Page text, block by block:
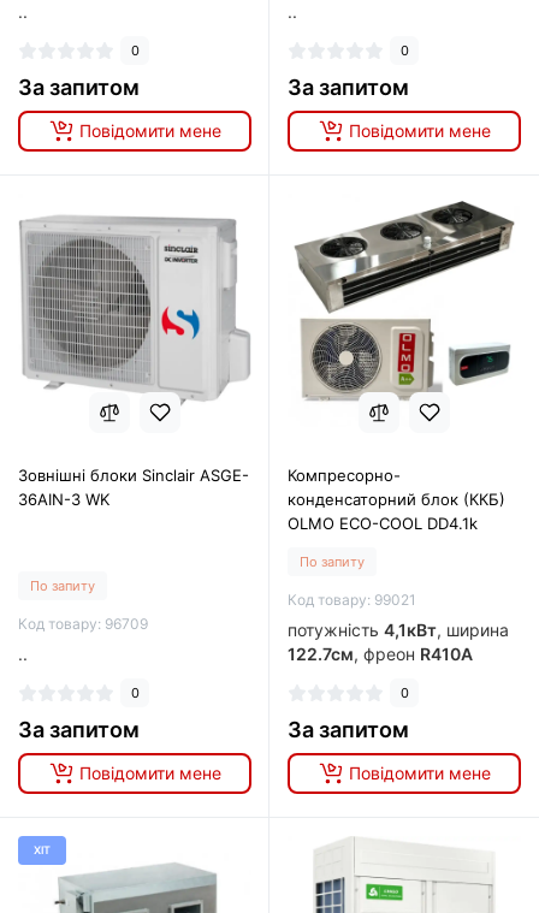
..
0
За запитом
Повідомити мене
..
0
За запитом
Повідомити мене
Зовнішні блоки Sinclair ASGE-
36AIN-3 WK
По запиту
Код товару: 96709
..
0
За запитом
Повідомити мене
Компресорно-
конденсаторний блок (ККБ)
OLMO ECO-COOL DD4.1k
По запиту
Код товару: 99021
потужність 4,1кВт, ширина
122.7см, фреон R410A
0
За запитом
Повідомити мене
ХІТ